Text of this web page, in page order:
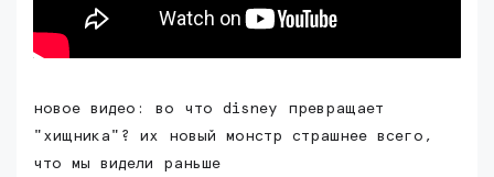
новое видео: во что disney превращает
"хищника"? их новый монстр страшнее всего,
что мы видели раньше